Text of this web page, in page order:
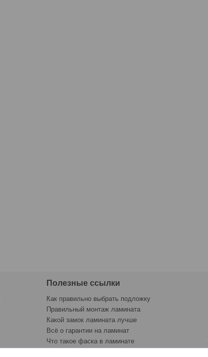
Полезные ссылки
Как правильно выбрать подложку
Правильный монтаж ламината
Какой замок ламината лучше
Всё о гарантии на ламинат
Что такое фаска в ламинате